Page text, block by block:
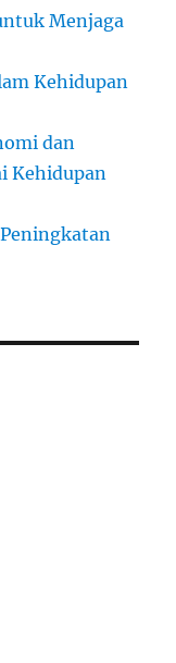
Menjaga
Kehidupan
dan
Kehidupan